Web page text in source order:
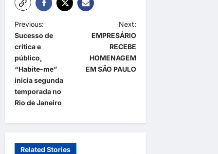
P
o
s
t
n
a
g
Previous:
Sucesso de
crítica e
público,
“Habite-me”
inicia segunda
temporada no
Rio de Janeiro
Next:
EMPRESÁRIO
RECEBE
HOMENAGEM
EM SÃO PAULO
Related Stories